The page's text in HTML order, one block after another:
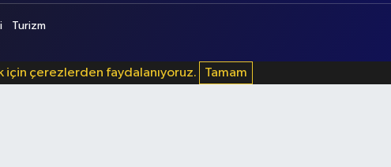
Turizm
için çerezlerden faydalanıyoruz. Tamam